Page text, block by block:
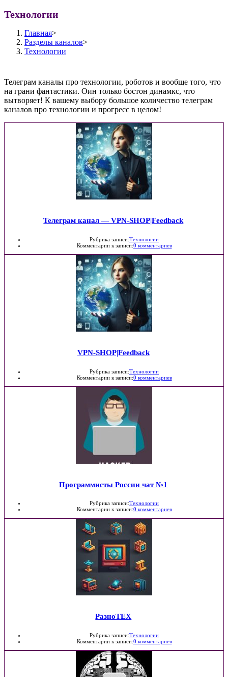
Технологии
Главная>
Разделы каналов>
Технологии
Телеграм каналы про технологии, роботов и вообще того, что
на грани фантастики. Оин только бостон динамкс, что
вытворяет! К вашему выбору большое количество телеграм
каналов про технологии и прогресс в целом!
Телеграм канал — VPN-SHOP|Feedback
Рубрика записи:Технологии
Комментарии к записи:0 комментариев
VPN-SHOP|Feedback
Рубрика записи:Технологии
Комментарии к записи:0 комментариев
Программисты Росcии чат №1
Рубрика записи:Технологии
Комментарии к записи:0 комментариев
РазноТЕХ
Рубрика записи:Технологии
Комментарии к записи:0 комментариев